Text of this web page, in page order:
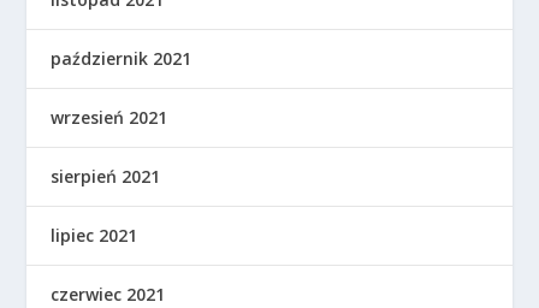
październik 2021
wrzesień 2021
sierpień 2021
lipiec 2021
czerwiec 2021